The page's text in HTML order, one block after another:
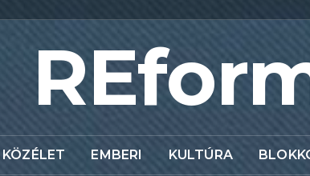
KÖZÉLET EMBERI KULTÚRA